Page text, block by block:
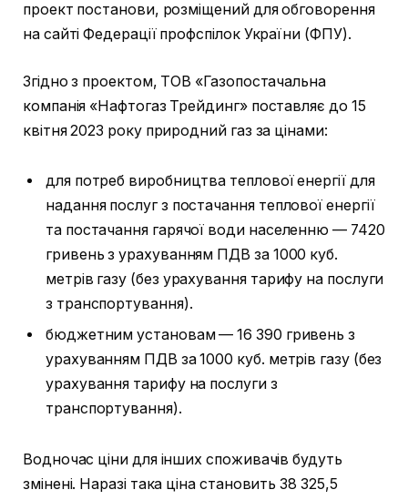
проект постанови, розміщений для обговорення
на сайті Федерації профспілок України (ФПУ).
Згідно з проектом, ТОВ «Газопостачальна
компанія «Нафтогаз Трейдинг» поставляє до 15
квітня 2023 року природний газ за цінами:
для потреб виробництва теплової енергії для
надання послуг з постачання теплової енергії
та постачання гарячої води населенню — 7420
гривень з урахуванням ПДВ за 1000 куб.
метрів газу (без урахування тарифу на послуги
з транспортування).
бюджетним установам — 16 390 гривень з
урахуванням ПДВ за 1000 куб. метрів газу (без
урахування тарифу на послуги з
транспортування).
Водночас ціни для інших споживачів будуть
змінені. Наразі така ціна становить 38 325,5